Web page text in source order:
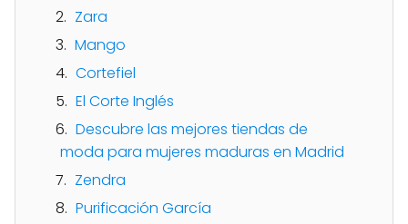
Zara
Mango
Cortefiel
El Corte Inglés
Descubre las mejores tiendas de
moda para mujeres maduras en Madrid
Zendra
Purificación García